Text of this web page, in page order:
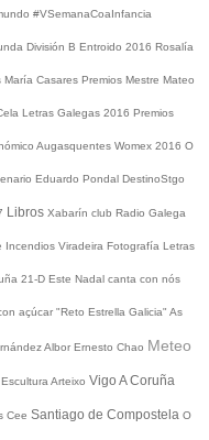
#VSemanaCoaInfancia
División B Entroido 2016 Rosalía
María Casares Premios Mestre Mateo
Letras Galegas 2016 Premios
Augasquentes Womex 2016 O
Eduardo Pondal DestinoStgo
Libros Xabarín club Radio Galega
Incendios Viradeira Fotografía Letras
21-D Este Nadal canta con nós
açúcar "Reto Estrella Galicia" As
Albor Ernesto Chao Meteo
Escultura Arteixo Vigo A Coruña
Cee Santiago de Compostela O